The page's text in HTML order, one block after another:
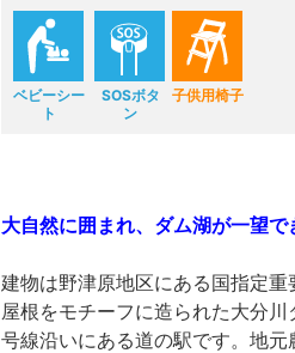
ベビーシー
ト
SOSボタ
ン
子供用椅子
大自然に囲まれ、ダム湖が一望で
建物は野津原地区にある国指定
屋根をモチーフに造られた大分
号線沿いにある道の駅です。地